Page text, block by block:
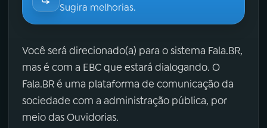
Sugira melhorias.
Você será direcionado(a) para o sistema Fala.BR,
mas é com a EBC que estará dialogando. O
Fala.BR é uma plataforma de comunicação da
sociedade com a administração pública, por
meio das Ouvidorias.